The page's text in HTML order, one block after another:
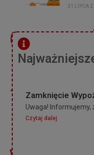
31 LIPCA
Zamknięcie
Uwaga! Informujemy,
Czytaj dalej